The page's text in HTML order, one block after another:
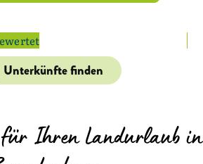
Unterkünfte finden
Ihren Landurlaub in